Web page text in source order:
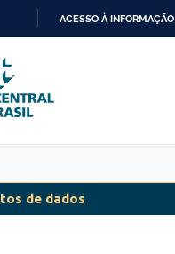
ACESSO À INFORMAÇÃO
de dados